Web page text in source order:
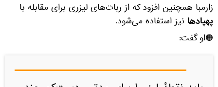
زارمبا همچنین افزود که از ربات‌های لیزری برای مقابله با
پهپادها نیز استفاده می‌شود.
🟠او گفت: